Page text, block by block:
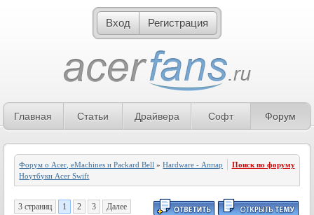
Вход Регистрация
Главная Статьи Драйвера Софт Форум
Форум о Acer, eMachines и Packard Bell »Hardware - Аппаратное обеспечение»
Ноутбуки Acer Swift
Поиск по форуму
3 страниц 1 2 3 Далее